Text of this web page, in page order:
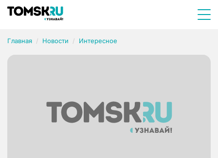
Главная Новости Интересное